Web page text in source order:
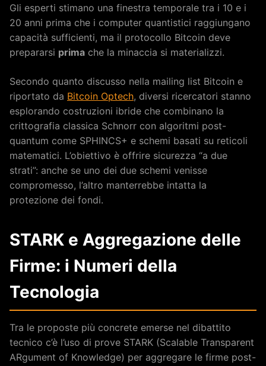
Gli esperti stimano una finestra temporale tra i 10 e i
20 anni prima che i computer quantistici raggiungano
capacità sufficienti, ma il protocollo Bitcoin deve
prepararsi prima che la minaccia si materializzi.
Secondo quanto discusso nella mailing list Bitcoin e
riportato da Bitcoin Optech, diversi ricercatori stanno
esplorando costruzioni ibride che combinano la
crittografia classica Schnorr con algoritmi post-
quantum come SPHINCS+ e schemi basati su reticoli
matematici. L’obiettivo è offrire sicurezza “a due
strati”: anche se uno dei due schemi venisse
compromesso, l’altro manterrebbe intatta la
protezione dei fondi.
STARK e Aggregazione delle
Firme: i Numeri della
Tecnologia
Tra le proposte più concrete emerse nel dibattito
tecnico c’è l’uso di prove STARK (Scalable Transparent
ARgument of Knowledge) per aggregare le firme post-